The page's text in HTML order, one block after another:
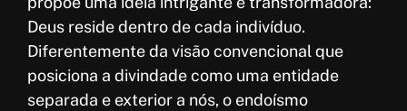
Deus reside dentro de cada indivíduo.
Diferentemente da visão convencional que
posiciona a divindade como uma entidade
separada e exterior a nós, o endoísmo